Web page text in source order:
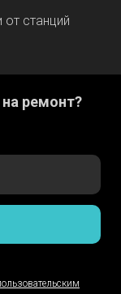
станций
на ремонт?